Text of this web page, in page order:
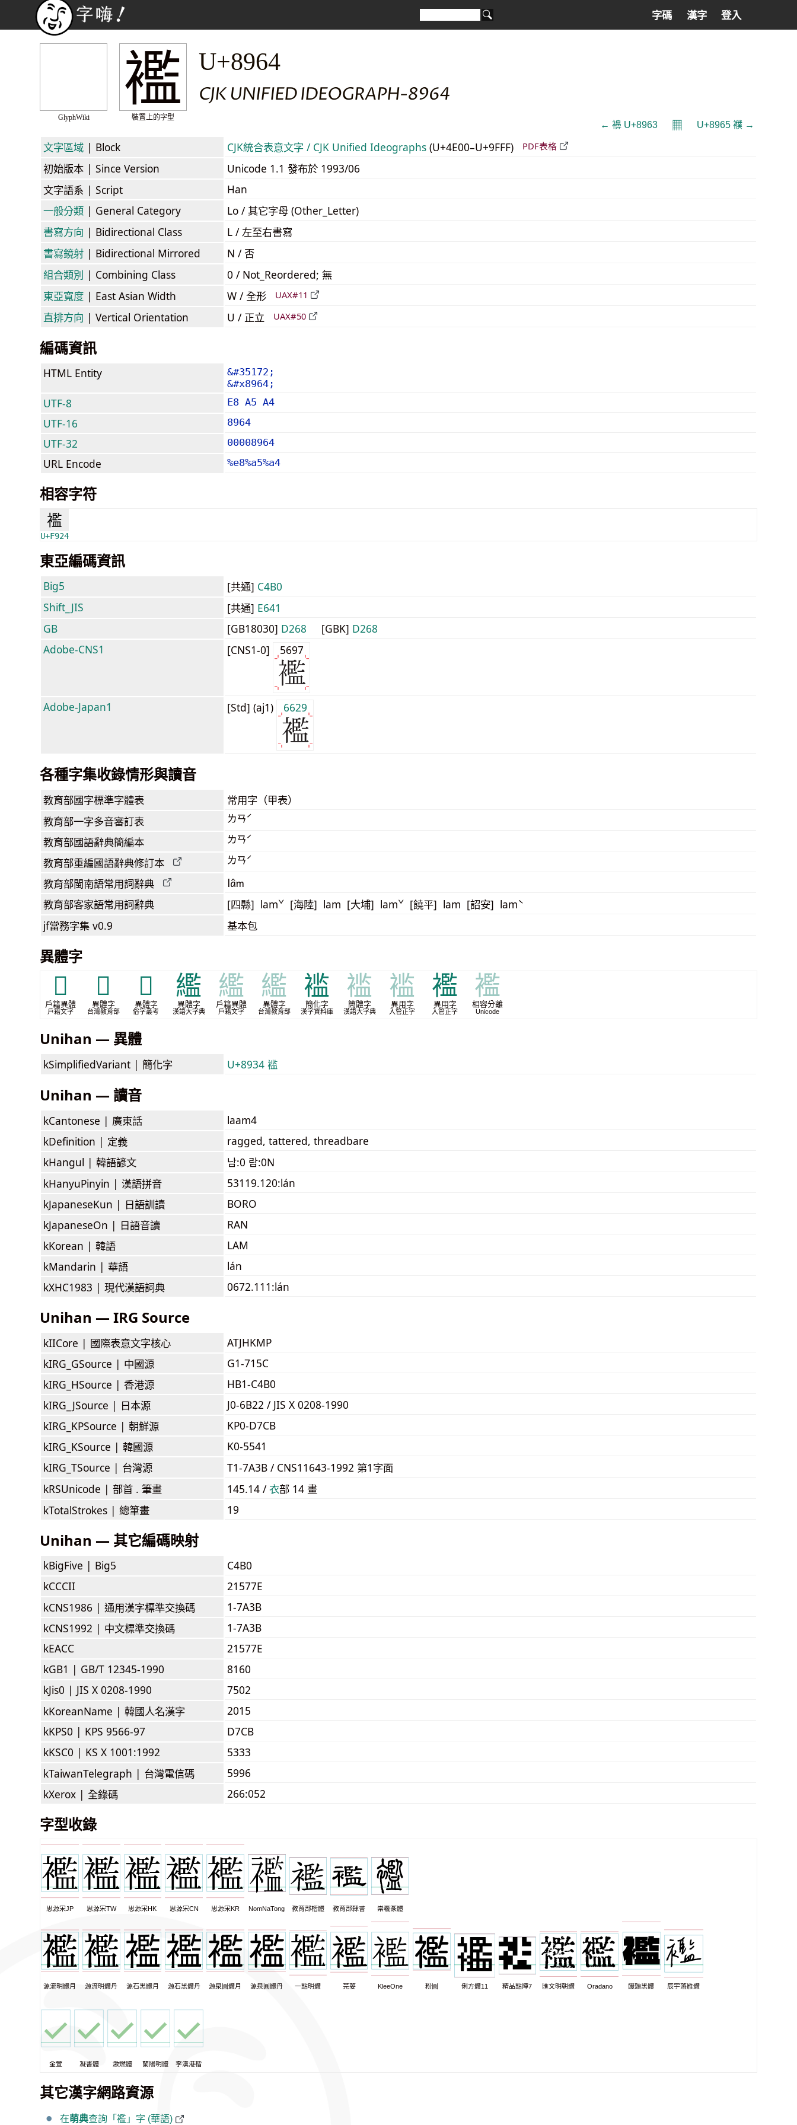
字碼 漢字 登入
GlyphWiki
襤
裝置上的字型
U+8964
CJK UNIFIED IDEOGRAPH-8964
← 襣 U+8963 𝄜 U+8965 襥 →
文字區域 | Block CJK統合表意文字 / CJK Unified Ideographs (U+4E00–U+9FFF) PDF表格
初始版本 | Since Version
Unicode 1.1 發布於 1993/06
文字語系 | Script
Han
一般分類 | General Category
Lo / 其它字母 (Other_Letter)
書寫方向 | Bidirectional Class
L / 左至右書寫
書寫鏡射 | Bidirectional Mirrored
N / 否
組合類別 | Combining Class
0 / Not_Reordered; 無
東亞寬度 | East Asian Width W / 全形 UAX#11
直排方向 | Vertical Orientation U / 正立 UAX#50
編碼資訊
HTML Entity
&#35172;
&#x8964;
UTF-8 E8 A5 A4
UTF-16 8964
UTF-32 00008964
URL Encode %e8%a5%a4
相容字符
襤
U+F924
東亞編碼資訊
Big5 [共通] C4B0
Shift_JIS
[共通] E641
GB
[GB18030] D268 [GBK] D268
Adobe-CNS1
[CNS1-0] 5697
Adobe-Japan1 [Std] (aj1) 6629
各種字集收錄情形與讀音
教育部國字標準字體表 常用字（甲表）
教育部一字多音審訂表 ㄌㄢˊ
教育部國語辭典簡編本 ㄌㄢˊ
教育部重編國語辭典修訂本 ㄌㄢˊ
教育部閩南語常用詞辭典 lâm
教育部客家語常用詞辭典 [四縣] lamˇ [海陸] lam [大埔] lamˇ [饒平] lam [詔安] lamˋ
jf當務字集 v0.9 基本包
異體字
𢅡
戶籍異體
戶籍文字
𥜓
異體字
台灣教育部
𧟋
異體字
俗字叢考
繿
異體字
漢語大字典
繿
戶籍異體
戶籍文字
繿
異體字
台灣教育部
褴
簡化字
漢字資料庫
褴
簡體字
漢語大字典
褴
異用字
入管正字
襤
異用字
入管正字
襤
相容分離
Unicode
Unihan — 異體
kSimplifiedVariant | 簡化字 U+8934 褴
Unihan — 讀音
kCantonese | 廣東話
laam4
kDefinition | 定義
ragged, tattered, threadbare
kHangul | 韓語諺文
남:0 람:0N
kHanyuPinyin | 漢語拼音
53119.120:lán
kJapaneseKun | 日語訓讀
BORO
kJapaneseOn | 日語音讀
RAN
kKorean | 韓語
LAM
kMandarin | 華語
lán
kXHC1983 | 現代漢語詞典 0672.111:lán
Unihan — IRG Source
kIICore | 國際表意文字核心
ATJHKMP
kIRG_GSource | 中國源
G1-715C
kIRG_HSource | 香港源
HB1-C4B0
kIRG_JSource | 日本源
J0-6B22 / JIS X 0208-1990
kIRG_KPSource | 朝鮮源
KP0-D7CB
kIRG_KSource | 韓國源
K0-5541
kIRG_TSource | 台灣源
T1-7A3B / CNS11643-1992 第1字面
kRSUnicode | 部首 . 筆畫 145.14 /⾐部 14 畫
kTotalStrokes | 總筆畫 19
Unihan — 其它編碼映射
kBigFive | Big5
C4B0
kCCCII
21577E
kCNS1986 | 通用漢字標準交換碼
1-7A3B
kCNS1992 | 中文標準交換碼
1-7A3B
kEACC
21577E
kGB1 | GB/T 12345-1990
8160
kJis0 | JIS X 0208-1990
7502
kKoreanName | 韓國人名漢字
2015
kKPS0 | KPS 9566-97
D7CB
kKSC0 | KS X 1001:1992
5333
kTaiwanTelegraph | 台灣電信碼
5996
kXerox | 全錄碼 266:052
字型收錄
思源宋JP 思源宋TW 思源宋HK 思源宋CN 思源宋KR NomNaTong 教育部楷體 教育部隸書 崇羲篆體
源流明體月 源流明體丹 源石黑體月 源石黑體丹 源泉圓體月 源泉圓體丹 一點明體 芫荽 KleeOne 粉圓 俐方體11 精品點陣7 匯文明朝體 Oradano 饅頭黑體 辰宇落雁體
金萱 凝書體 激燃體 蘭陽明體 李漢港楷
其它漢字網路資源
在萌典查詢「襤」字 (華語)